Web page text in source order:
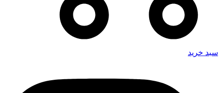
سبد خرید